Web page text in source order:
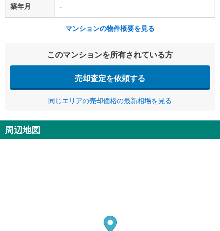
築年月 -
マンションの物件概要を見る
このマンションを所有されている方
売却査定を依頼する
同じエリアの売却価格の最新相場を見る
周辺地図